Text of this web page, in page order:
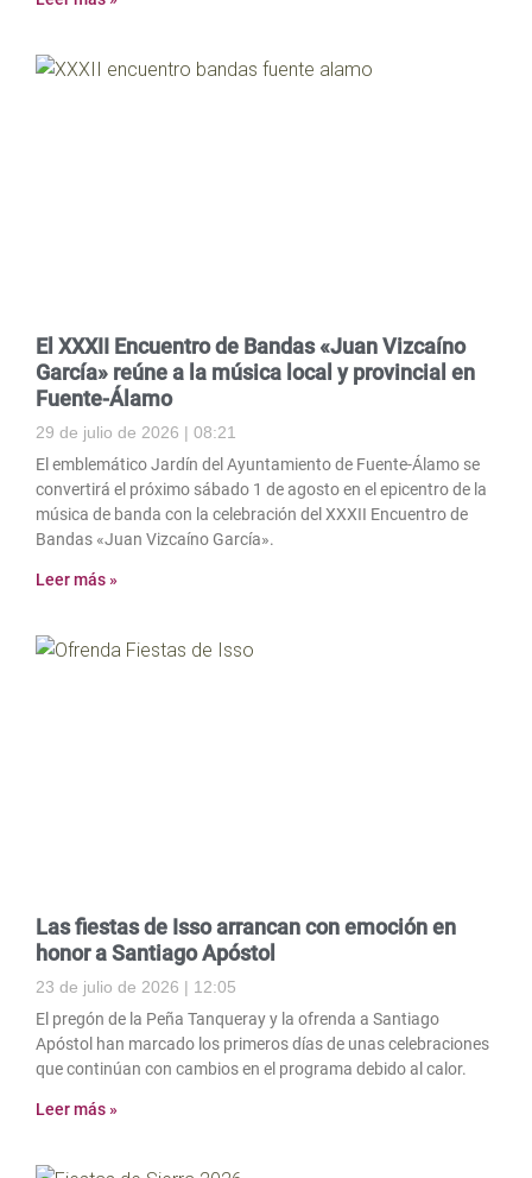
El XXXII Encuentro de Bandas «Juan Vizcaíno
García» reúne a la música local y provincial en
Fuente-Álamo
29 de julio de 2026
08:21
El emblemático Jardín del Ayuntamiento de Fuente-Álamo se
convertirá el próximo sábado 1 de agosto en el epicentro de la
música de banda con la celebración del XXXII Encuentro de
Bandas «Juan Vizcaíno García».
Leer más »
Las fiestas de Isso arrancan con emoción en
honor a Santiago Apóstol
23 de julio de 2026
12:05
El pregón de la Peña Tanqueray y la ofrenda a Santiago
Apóstol han marcado los primeros días de unas celebraciones
que continúan con cambios en el programa debido al calor.
Leer más »